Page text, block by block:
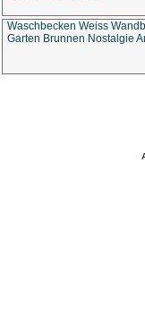
Waschbecken Weiss
Garten Brunnen Nostalgie